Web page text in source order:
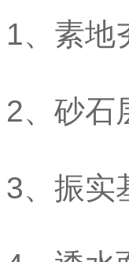
1、素地
2、砂石
3、振实